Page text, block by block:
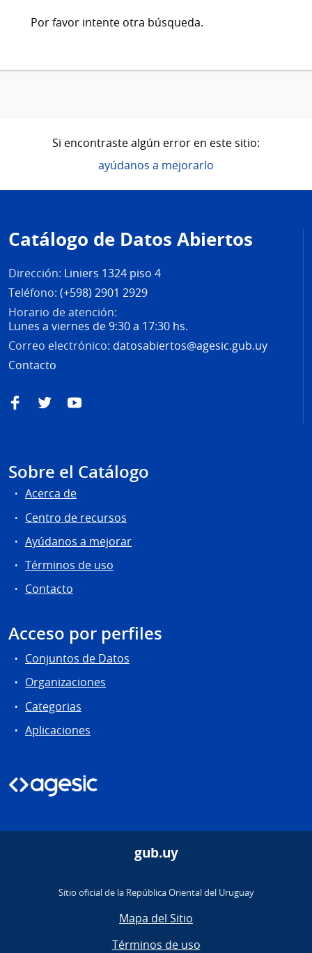
Por favor intente otra búsqueda.
Si encontraste algún error en este sitio:
ayúdanos a mejorarlo
de
página
Catálogo de Datos Abiertos
Dirección: Liniers 1324 piso 4
Teléfono: (+598) 2901 2929
Horario de atención:
Lunes a viernes de 9:30 a 17:30 hs.
Correo electrónico: datosabiertos@agesic.gub.uy
Contacto
FacebookTwitterYouTube
Sobre el Catálogo
Acerca de
Centro de recursos
Ayúdanos a mejorar
Términos de uso
Contacto
Acceso por perfiles
Conjuntos de Datos
Organizaciones
Categorias
Aplicaciones
gub.uy
Sitio oficial de la República Oriental del Uruguay
Mapa del Sitio
Términos de uso